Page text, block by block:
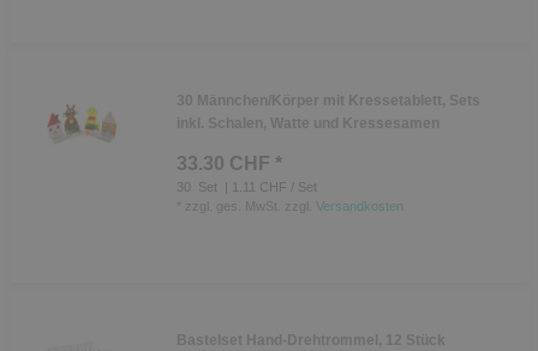
30 Männchen/Körper mit Kressetablett, Sets
inkl. Schalen, Watte und Kressesamen
33.30 CHF *
30 Set
| 1.11 CHF / Set
zzgl. ges. MwSt. zzgl. Versandkosten
Bastelset Hand-Drehtrommel, 12 Stück